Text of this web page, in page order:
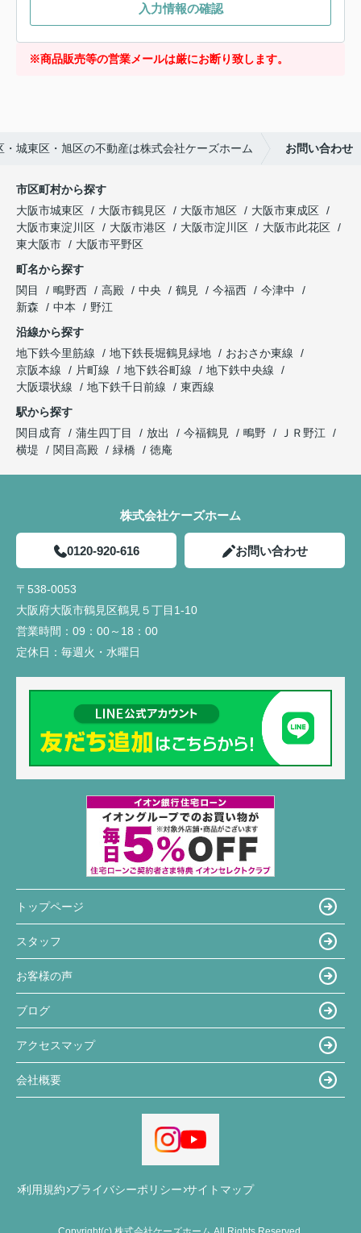
入力情報の確認
※商品販売等の営業メールは厳にお断り致します。
・城東区・旭区の不動産は株式会社ケーズホーム お問い合わせ
市区町村から探す
大阪市城東区
大阪市鶴見区 大阪市旭区
大阪市東成区
大阪市東淀川区
大阪市港区 大阪市淀川区
大阪市此花区
東大阪市
大阪市平野区
町名から探す
関目
鴫野西 高殿 中央 鶴見 今福西
今津中
新森
中本
野江
沿線から探す
地下鉄今里筋線
地下鉄長堀鶴見緑地
おおさか東線
京阪本線
片町線 地下鉄谷町線
地下鉄中央線
大阪環状線
地下鉄千日前線
東西線
駅から探す
関目成育
蒲生四丁目 放出 今福鶴見 鴫野
ＪＲ野江
横堤
関目高殿 緑橋 徳庵
株式会社ケーズホーム
0120-920-616 お問い合わせ
〒538-0053
大阪府大阪市鶴見区鶴見５丁目1-10
営業時間： 09：00～18：00
定休日： 毎週火・水曜日
トップページ
スタッフ
お客様の声
ブログ
アクセスマップ
会社概要
利用規約 プライバシーポリシー サイトマップ